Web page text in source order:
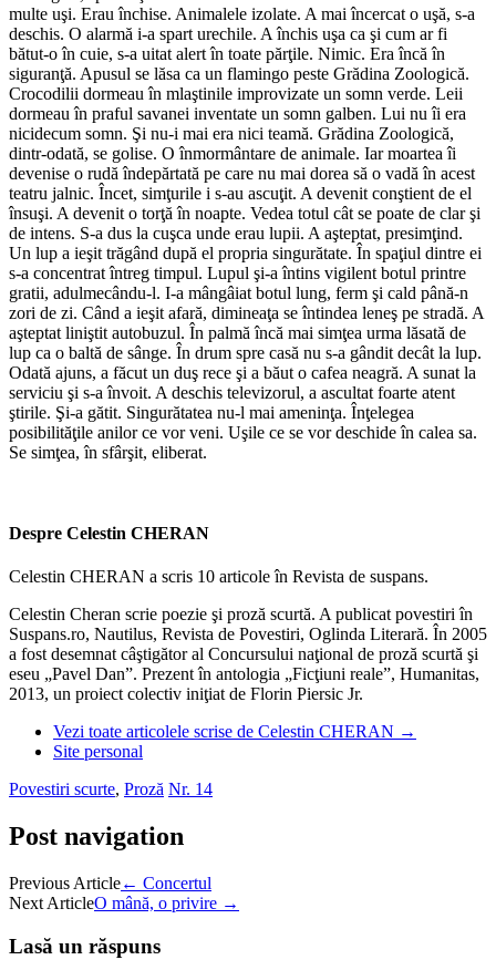
multe uşi. Erau închise. Animalele izolate. A mai încercat o uşă, s-a
deschis. O alarmă i-a spart urechile. A închis uşa ca şi cum ar fi
bătut-o în cuie, s-a uitat alert în toate părţile. Nimic. Era încă în
siguranţă. Apusul se lăsa ca un flamingo peste Grădina Zoologică.
Crocodilii dormeau în mlaştinile improvizate un somn verde. Leii
dormeau în praful savanei inventate un somn galben. Lui nu îi era
nicidecum somn. Şi nu-i mai era nici teamă. Grădina Zoologică,
dintr-odată, se golise. O înmormântare de animale. Iar moartea îi
devenise o rudă îndepărtată pe care nu mai dorea să o vadă în acest
teatru jalnic. Încet, simţurile i s-au ascuţit. A devenit conştient de el
însuşi. A devenit o torţă în noapte. Vedea totul cât se poate de clar şi
de intens. S-a dus la cuşca unde erau lupii. A aşteptat, presimţind.
Un lup a ieşit trăgând după el propria singurătate. În spaţiul dintre ei
s-a concentrat întreg timpul. Lupul şi-a întins vigilent botul printre
gratii, adulmecându-l. I-a mângâiat botul lung, ferm şi cald până-n
zori de zi. Când a ieşit afară, dimineaţa se întindea leneş pe stradă. A
aşteptat liniştit autobuzul. În palmă încă mai simţea urma lăsată de
lup ca o baltă de sânge. În drum spre casă nu s-a gândit decât la lup.
Odată ajuns, a făcut un duş rece şi a băut o cafea neagră. A sunat la
serviciu şi s-a învoit. A deschis televizorul, a ascultat foarte atent
ştirile. Şi-a gătit. Singurătatea nu-l mai ameninţa. Înţelegea
posibilităţile anilor ce vor veni. Uşile ce se vor deschide în calea sa.
Se simţea, în sfârşit, eliberat.
Despre Celestin CHERAN
Celestin CHERAN a scris 10 articole în Revista de suspans.
Celestin Cheran scrie poezie şi proză scurtă. A publicat povestiri în
Suspans.ro, Nautilus, Revista de Povestiri, Oglinda Literară. În 2005
a fost desemnat câştigător al Concursului naţional de proză scurtă şi
eseu „Pavel Dan”. Prezent în antologia „Ficţiuni reale”, Humanitas,
2013, un proiect colectiv iniţiat de Florin Piersic Jr.
Vezi toate articolele scrise de Celestin CHERAN →
Site personal
Povestiri scurte, Proză Nr. 14
Post navigation
Previous Article← Concertul
Next ArticleO mână, o privire →
Lasă un răspuns